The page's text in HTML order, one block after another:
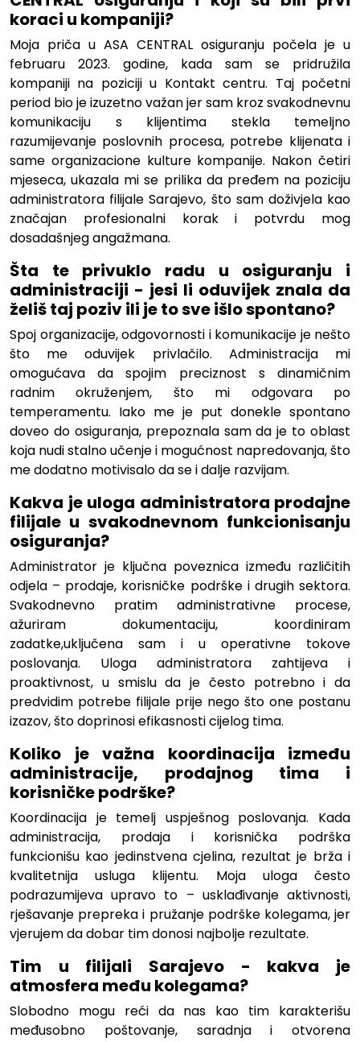
koraci u kompaniji?
Moja priča u ASA CENTRAL osiguranju počela je u
februaru 2023. godine, kada sam se pridružila
kompaniji na poziciji u Kontakt centru. Taj početni
period bio je izuzetno važan jer sam kroz svakodnevnu
komunikaciju s klijentima stekla temeljno
razumijevanje poslovnih procesa, potrebe klijenata i
same organizacione kulture kompanije. Nakon četiri
mjeseca, ukazala mi se prilika da pređem na poziciju
administratora filijale Sarajevo, što sam doživjela kao
značajan profesionalni korak i potvrdu mog
dosadašnjeg angažmana.
Šta te privuklo radu u osiguranju i
administraciji - jesi li oduvijek znala da
želiš taj poziv ili je to sve išlo spontano?
Spoj organizacije, odgovornosti i komunikacije je nešto
što me oduvijek privlačilo. Administracija mi
omogućava da spojim preciznost s dinamičnim
radnim okruženjem, što mi odgovara po
temperamentu. Iako me je put donekle spontano
doveo do osiguranja, prepoznala sam da je to oblast
koja nudi stalno učenje i mogućnost napredovanja, što
me dodatno motivisalo da se i dalje razvijam.
Kakva je uloga administratora prodajne
filijale u svakodnevnom funkcionisanju
osiguranja?
Administrator je ključna poveznica između različitih
odjela – prodaje, korisničke podrške i drugih sektora.
Svakodnevno pratim administrativne procese,
ažuriram dokumentaciju, koordiniram
zadatke,uključena sam i u operativne tokove
poslovanja. Uloga administratora zahtijeva i
proaktivnost, u smislu da je često potrebno i da
predvidim potrebe filijale prije nego što one postanu
izazov, što doprinosi efikasnosti cijelog tima.
Koliko je važna koordinacija između
administracije, prodajnog tima i
korisničke podrške?
Koordinacija je temelj uspješnog poslovanja. Kada
administracija, prodaja i korisnička podrška
funkcionišu kao jedinstvena cjelina, rezultat je brža i
kvalitetnija usluga klijentu. Moja uloga često
podrazumijeva upravo to – usklađivanje aktivnosti,
rješavanje prepreka i pružanje podrške kolegama, jer
vjerujem da dobar tim donosi najbolje rezultate.
Tim u filijali Sarajevo - kakva je
atmosfera među kolegama?
Slobodno mogu reći da nas kao tim karakterišu
međusobno poštovanje, saradnja i otvorena